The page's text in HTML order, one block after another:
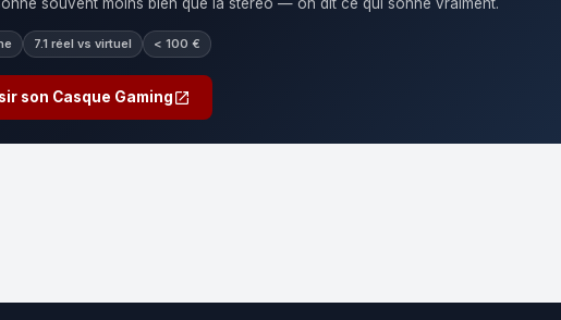
7.1 réel vs virtuel < 100 €
son Casque Gaming